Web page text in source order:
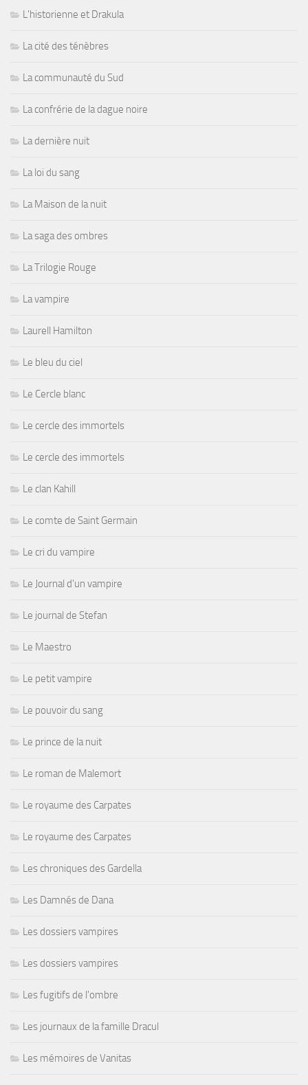
L'historienne et Drakula
La cité des ténèbres
La communauté du Sud
La confrérie de la dague noire
La dernière nuit
La loi du sang
La Maison de la nuit
La saga des ombres
La Trilogie Rouge
La vampire
Laurell Hamilton
Le bleu du ciel
Le Cercle blanc
Le cercle des immortels
Le cercle des immortels
Le clan Kahill
Le comte de Saint Germain
Le cri du vampire
Le Journal d'un vampire
Le journal de Stefan
Le Maestro
Le petit vampire
Le pouvoir du sang
Le prince de la nuit
Le roman de Malemort
Le royaume des Carpates
Le royaume des Carpates
Les chroniques des Gardella
Les Damnés de Dana
Les dossiers vampires
Les dossiers vampires
Les fugitifs de l'ombre
Les journaux de la famille Dracul
Les mémoires de Vanitas